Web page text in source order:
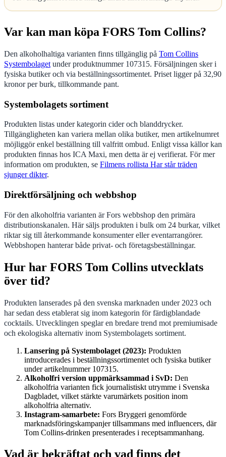
Var kan man köpa FORS Tom Collins?
Den alkoholhaltiga varianten finns tillgänglig på Tom Collins
Systembolagetunder produktnummer 107315. Försäljningen sker i
fysiska butiker och via beställningssortimentet. Priset ligger på 32,90
kronor per burk, tillkommande pant.
Systembolagets sortiment
Produkten listas under kategorin cider och blanddrycker.
Tillgängligheten kan variera mellan olika butiker, men artikelnumret
möjliggör enkel beställning till valfritt ombud. Enligt vissa källor kan
produkten finnas hos ICA Maxi, men detta är ej verifierat. För mer
information om produkten, se Filmens rollista Har står träden
sjunger dikter.
Direktförsäljning och webbshop
För den alkoholfria varianten är Fors webbshop den primära
distributionskanalen. Här säljs produkten i bulk om 24 burkar, vilket
riktar sig till återkommande konsumenter eller eventarrangörer.
Webbshopen hanterar både privat- och företagsbeställningar.
Hur har FORS Tom Collins utvecklats
över tid?
Produkten lanserades på den svenska marknaden under 2023 och
har sedan dess etablerat sig inom kategorin för färdigblandade
cocktails. Utvecklingen speglar en bredare trend mot premiumisade
och ekologiska alternativ inom Systembolagets sortiment.
Lansering på Systembolaget (2023): Produkten
introducerades i beställningssortimentet och fysiska butiker
under artikelnummer 107315.
Alkoholfri version uppmärksammad i SvD: Den
alkoholfria varianten fick journalistiskt utrymme i Svenska
Dagbladet, vilket stärkte varumärkets position inom
alkoholfria alternativ.
Instagram-samarbete: Fors Bryggeri genomförde
marknadsföringskampanjer tillsammans med influencers, där
Tom Collins-drinken presenterades i receptsammanhang.
Vad är bekräftat och vad finns det